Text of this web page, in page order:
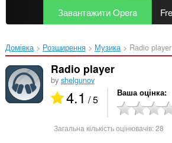
Завантажити Opera
Домівка Розширення Музика Radio player‎
Radio player
by shelgunov
4.1 / 5 Ваша оцінка
Загальна кількість оцінювачів:28